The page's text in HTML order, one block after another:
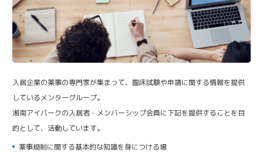
iPSC Delivery Platform
日本VCコンソーシアム
湘南会議
次世代治療研究開発拠点構築
ヘルスケアMaas研究
SHIC (Shonan Health Innovation Conference)
イノベーションタイガー
他拠点との連携
入居企業の薬事の専門家が集まって、臨床試験や申請に関する情報を提供
しているメンターグループ。
湘南アイパークの入居者・メンバーシップ会員に下記を提供することを目
的として、活動しています。
薬事規制に関する基本的な知識を身につける場